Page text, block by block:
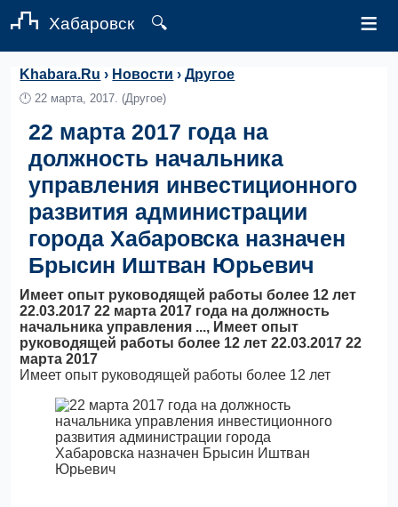
Хабаровск 🔍 ≡
Khabara.Ru › Новости ›Другое
🕛22 марта, 2017. (Другое)
22 марта 2017 года на
должность начальника
управления инвестиционного
развития администрации
города Хабаровска назначен
Брысин Иштван Юрьевич
Имеет опыт руководящей работы более 12 лет
22.03.2017 22 марта 2017 года на должность
начальника управления ..., Имеет опыт
руководящей работы более 12 лет 22.03.2017 22
марта 2017
Имеет опыт руководящей работы более 12 лет